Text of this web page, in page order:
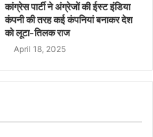
कांग्रेस पार्टी ने अंग्रेजों की ईस्ट इंडिया
कंपनी की तरह कई कंपनियां बनाकर देश
को लूटा-तिलक राज
April 18, 2025